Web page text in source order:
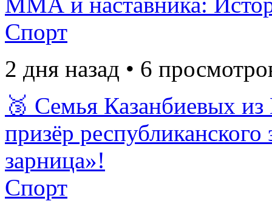
Спорт
2 дня назад • 6
🥉 Семья Казанбиевых
призёр
зарница»!
Спорт